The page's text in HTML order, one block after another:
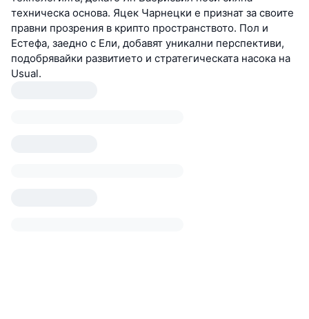
техническа основа. Яцек Чарнецки е признат за своите
правни прозрения в крипто пространството. Пол и
Естефа, заедно с Ели, добавят уникални перспективи,
подобрявайки развитието и стратегическата насока на
Usual.